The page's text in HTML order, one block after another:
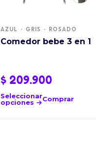
AZUL GRIS ROSADO
Comedor bebe 3 en 1
$ 209.900
Seleccionar
opciones
Comprar